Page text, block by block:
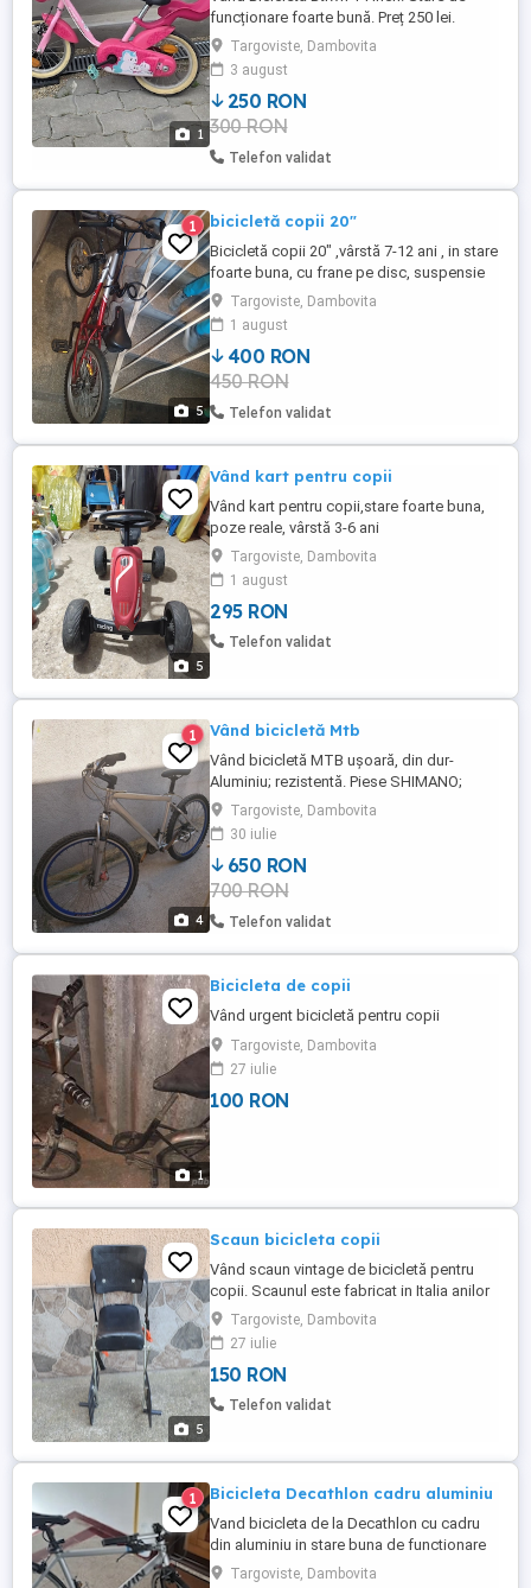
1
funcționare foarte bună. Preț 250 lei.
Targoviste, Dambovita
3 august
250 RON
300 RON
Telefon validat
5
1 bicicletă copii 20"
Bicicletă copii 20" ,vârstă 7-12 ani , in stare
foarte buna, cu frane pe disc, suspensie
fata, exhipata shimano, 6 viteze, am trecut
la ceva mai mare
Targoviste, Dambovita
1 august
400 RON
450 RON
Telefon validat
5
Vând kart pentru copii
Vând kart pentru copii,stare foarte buna,
poze reale, vârstă 3-6 ani
Targoviste, Dambovita
1 august
295 RON
Telefon validat
4
1 Vând bicicletă Mtb
Vând bicicletă MTB ușoară, din dur-
Aluminiu; rezistentă. Piese SHIMANO;
Jante AL.duble; dimensiune 26;
Suspensie față; Frână pe disc; Kilometraj
cu diferite funcții (viteză distanță timp) etc
Targoviste, Dambovita
30 iulie
650 RON
700 RON
Telefon validat
1
Bicicleta de copii
Vând urgent bicicletă pentru copii
Targoviste, Dambovita
27 iulie
100 RON
5
Scaun bicicleta copii
Vând scaun vintage de bicicletă pentru
copii. Scaunul este fabricat in Italia anilor
'70, sub marca C.B.F. Spătarul este din
plastic, șezutul din piele ecologică, cadru
din oțel cromat, apărătoare picioare din
plastic, suport picioare plastic
antiaderent, centură de siguranță.
Targoviste, Dambovita
27 iulie
150 RON
Telefon validat
1 Bicicleta Decathlon cadru aluminiu
Vand bicicleta de la Decathlon cu cadru
din aluminiu in stare buna de functionare
Targoviste, Dambovita